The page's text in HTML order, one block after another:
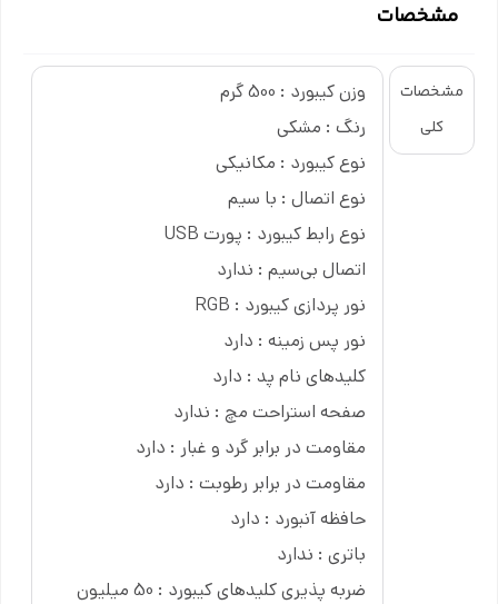
به کارگیری پنل پایه از جنس آلومینیوم صنایع هوایی و
بی‌نظیری به این کیبورد بخشیده که حتی در شدیدترین و
سختترین موقعیتها از استحکام قابل قبولی برخوردار است.
شخصی سازی برای عمرکارکرد 50 میلیون کلیک و
پاسخگویی سریع بهینه سازی شده است این کلیدهای
مکانیکی با بازخورد لمسی، صدای کلیک و نیروی تحریک
متوسط، و فعالسازی سریع تجربه بازی رضایت بخشی را
میتوان این محصول را به صورت انلاین و حضوری از سایت و
آی کلینیک تهیه کنید.
مشخصات
مشخصات
کلی
وزن کیبورد : 500 گرم
رنگ : مشکی
نوع کیبورد : مکانیکی
نوع اتصال : با سیم
نوع رابط کیبورد : پورت USB
اتصال بی‌سیم : ندارد
نور پردازی کیبورد : RGB
نور پس زمینه : دارد
کلیدهای نام پد : دارد
صفحه استراحت مچ : ندارد
مقاومت در برابر گرد و غبار : دارد
مقاومت در برابر رطوبت : دارد
حافظه آنبورد : دارد
باتری : ندارد
ضربه پذیری کلیدهای کیبورد : 50 میلیون